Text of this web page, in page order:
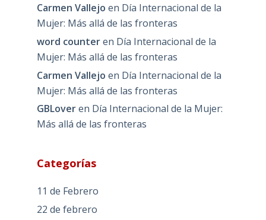
Carmen Vallejo en Día Internacional de la
Mujer: Más allá de las fronteras
word counteren Día Internacional de la
Mujer: Más allá de las fronteras
Carmen Vallejo en Día Internacional de la
Mujer: Más allá de las fronteras
GBLoveren Día Internacional de la Mujer:
Más allá de las fronteras
Categorías
11 de Febrero
22 de febrero